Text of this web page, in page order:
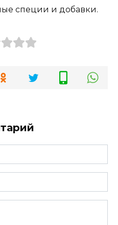
специи и добавки.